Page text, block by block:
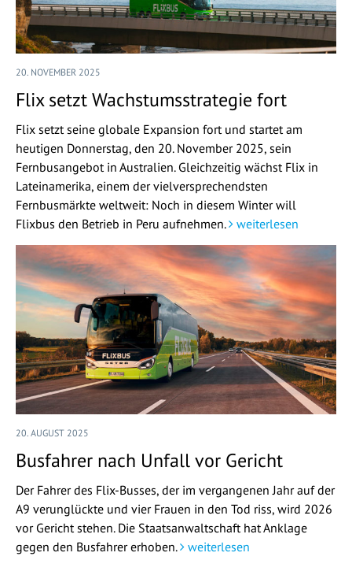
20. NOVEMBER 2025
Flix setzt Wachstumsstrategie fort
Flix setzt seine globale Expansion fort und startet am
heutigen Donnerstag, den 20. November 2025, sein
Fernbusangebot in Australien. Gleichzeitig wächst Flix in
Lateinamerika, einem der vielversprechendsten
Fernbusmärkte weltweit: Noch in diesem Winter will
Flixbus den Betrieb in Peru aufnehmen.
weiterlesen
20. AUGUST 2025
Busfahrer nach Unfall vor Gericht
Der Fahrer des Flix-Busses, der im vergangenen Jahr auf der
A9 verunglückte und vier Frauen in den Tod riss, wird 2026
vor Gericht stehen. Die Staatsanwaltschaft hat Anklage
gegen den Busfahrer erhoben.
weiterlesen